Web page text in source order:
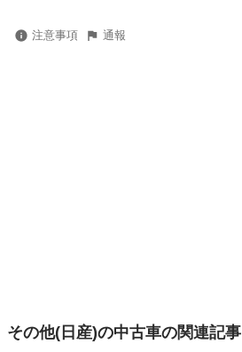
注意事項 通報
その他(日産)の中古車の関連記事